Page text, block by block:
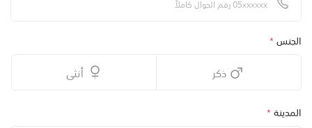
الجنس*
ذكر أنثى
المدينة*